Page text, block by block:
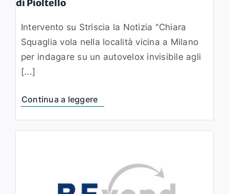
di Pioltello
Intervento su Striscia la Notizia "Chiara
Squaglia vola nella località vicina a Milano
per indagare su un autovelox invisibile agli
[...]
Continua a leggere